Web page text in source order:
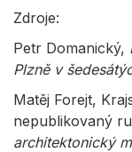
Zdroje:
Petr Domanický,
Plzně v
Matěj Forejt,
nepublikovaný
architektonický